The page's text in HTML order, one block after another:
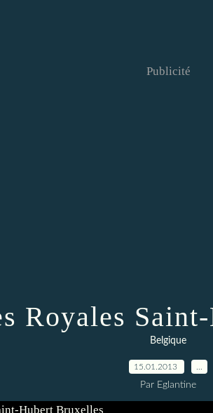
Publicité
Royales
Belgique
15.01.2013
Par Eglantine